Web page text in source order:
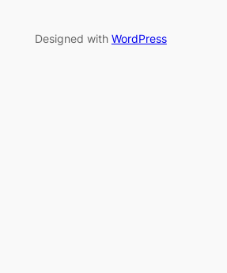
Designed with WordPress